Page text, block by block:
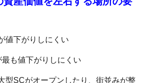
値下がりしにくい
も値下がりしにくい
型SCがオープンしたり、街並みが整